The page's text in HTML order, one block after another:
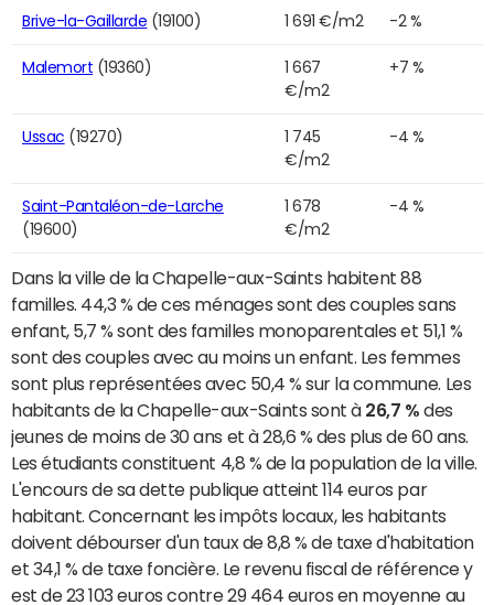
Brive-la-Gaillarde (19100) 1 691 €/m2 -2 %
Malemort (19360)
1 667
€/m2
+7 %
Ussac (19270)
1 745
€/m2
-4 %
Saint-Pantaléon-de-Larche
(19600)
1 678
€/m2
-4 %
Dans la ville de la Chapelle-aux-Saints habitent 88
familles. 44,3 % de ces ménages sont des couples sans
enfant, 5,7 % sont des familles monoparentales et 51,1 %
sont des couples avec au moins un enfant. Les femmes
sont plus représentées avec 50,4 % sur la commune. Les
habitants de la Chapelle-aux-Saints sont à 26,7 % des
jeunes de moins de 30 ans et à 28,6 % des plus de 60 ans.
Les étudiants constituent 4,8 % de la population de la ville.
L'encours de sa dette publique atteint 114 euros par
habitant. Concernant les impôts locaux, les habitants
doivent débourser d'un taux de 8,8 % de taxe d'habitation
et 34,1 % de taxe foncière. Le revenu fiscal de référence y
est de 23 103 euros contre 29 464 euros en moyenne au